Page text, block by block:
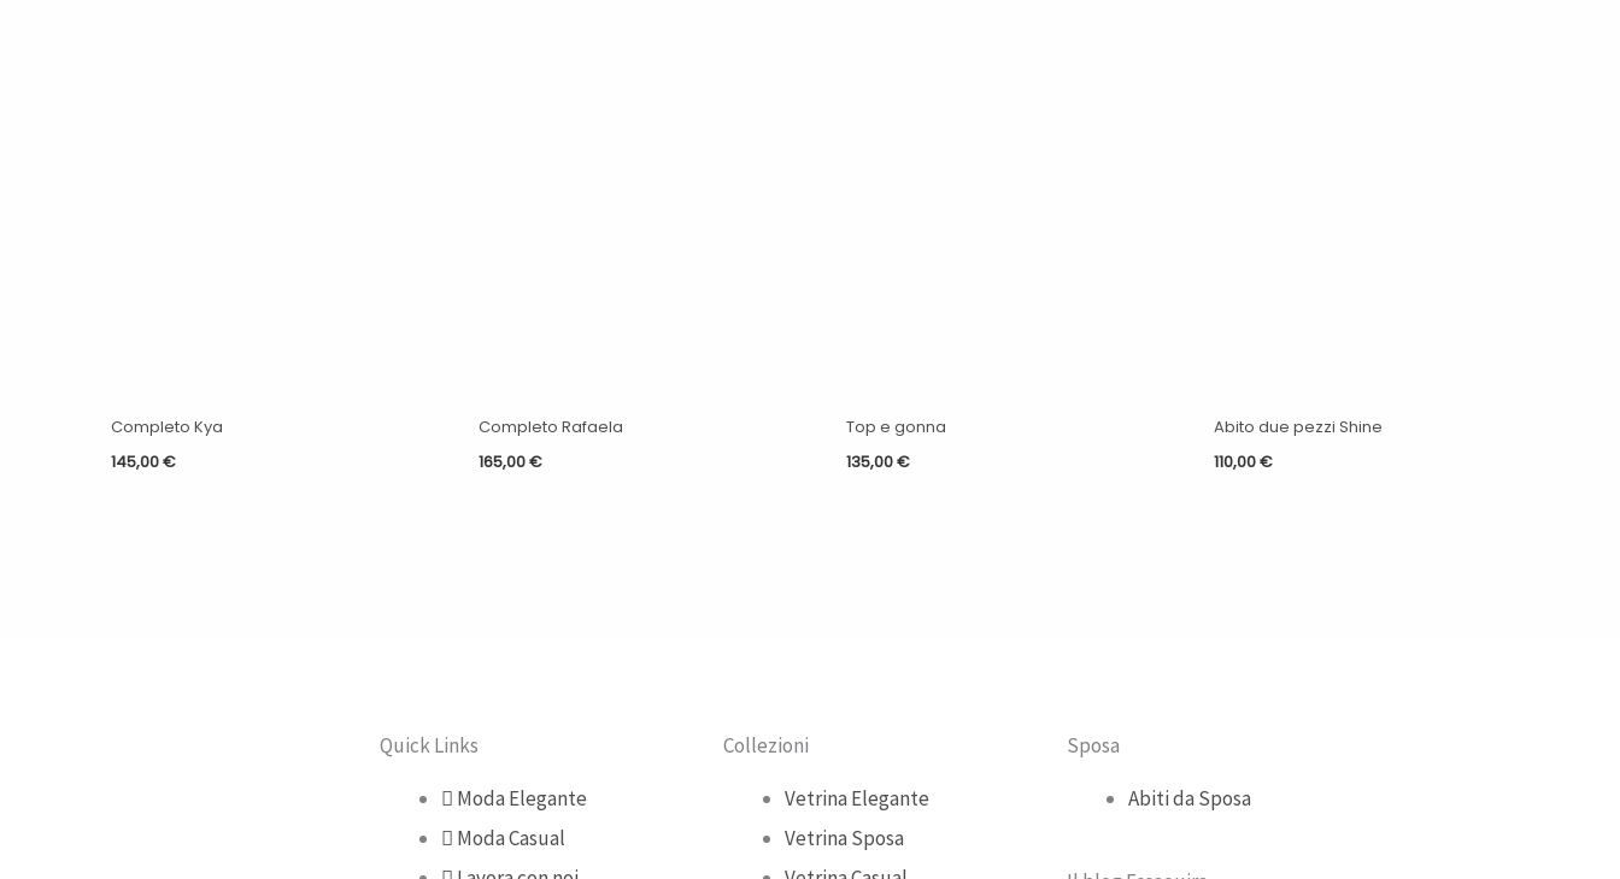
Completo Kya
145,00€
Completo Rafaela
165,00€
Top e gonna
135,00€
Abito due pezzi Shine
110,00€
Quick Links
Moda Elegante
Moda Casual
Collezioni
Vetrina Elegante
Vetrina Sposa
Sposa
Abiti da Sposa